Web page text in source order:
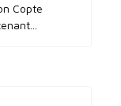
Copte